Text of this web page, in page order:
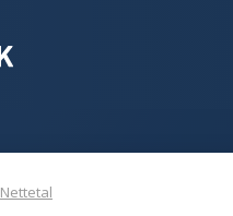
Nettetal